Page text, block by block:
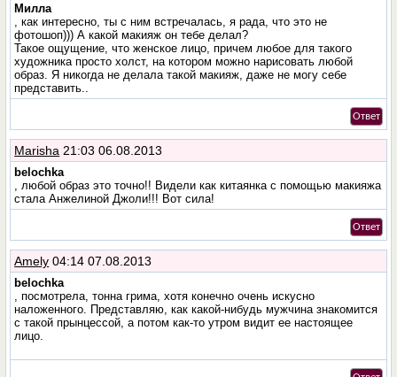
Милла
, как интересно, ты с ним встречалась, я рада, что это не
фотошоп))) А какой макияж он тебе делал?
Такое ощущение, что женское лицо, причем любое для такого
художника просто холст, на котором можно нарисовать любой
образ. Я никогда не делала такой макияж, даже не могу себе
представить..
Ответ
Marisha 21:03 06.08.2013
belochka
, любой образ это точно!! Видели как китаянка с помощью макияжа
стала Анжелиной Джоли!!! Вот сила!
Ответ
Amely 04:14 07.08.2013
belochka
, посмотрела, тонна грима, хотя конечно очень искусно
наложенного. Представляю, как какой-нибудь мужчина знакомится
с такой прынцессой, а потом как-то утром видит ее настоящее
лицо.